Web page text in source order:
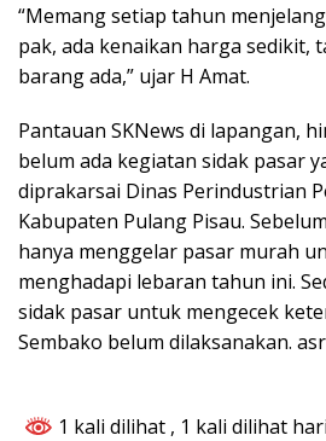
“Memang setiap tahun
pak, ada kenaikan harga sedikit,
barang ada,” ujar H Amat.
Pantauan SKNews di lapangan,
belum ada kegiatan sidak pasar
diprakarsai Dinas Perindustrian
Kabupaten Pulang Pisau.
hanya menggelar pasar murah
menghadapi lebaran tahun ini.
sidak pasar untuk mengecek
Sembako belum dilaksanakan.
1 kali dilihat , 1 kali dilihat